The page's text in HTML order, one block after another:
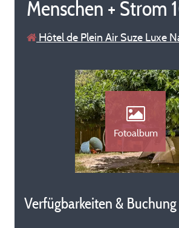
Menschen + Strom
Hôtel de Plein Air Suze Luxe
Fotoalbum
Verfügbarkeiten & Buchung